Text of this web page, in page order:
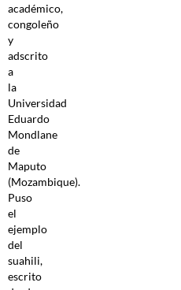
académico,
congoleño
y
adscrito
a
la
Universidad
Eduardo
Mondlane
de
Maputo
(Mozambique).
Puso
el
ejemplo
del
suahili,
escrito